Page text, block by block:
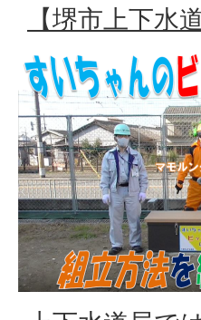
【堺市上下水